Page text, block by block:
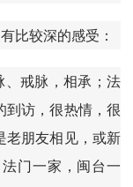
比较深的感受：
戒脉，相承；法
到访，很热情，很
老朋友相见，或新
门一家，闽台一